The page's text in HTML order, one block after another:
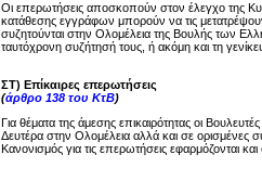
Οι επερωτήσεις αποσκοπούν στον έλεγχο της
κατάθεσης εγγράφων μπορούν να τις
συζητούνται στην Ολομέλεια της Βουλής των
ταυτόχρονη συζήτησή τους, ή ακόμη και τη
ΣΤ) Επίκαιρες επερωτήσεις
(άρθρο 138 του ΚτΒ)
Για θέματα της άμεσης επικαιρότητας οι
Δευτέρα στην Ολομέλεια αλλά και σε ορισμένες
Κανονισμός για τις επερωτήσεις εφαρμόζονται